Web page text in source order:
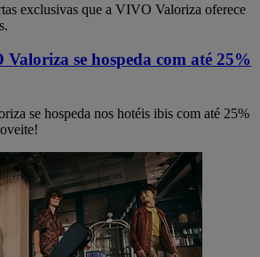
exclusivas que a VIVO Valoriza oferece
se hospeda com até 25%
se hospeda nos hotéis ibis com até 25%